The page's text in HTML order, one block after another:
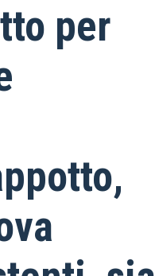
per